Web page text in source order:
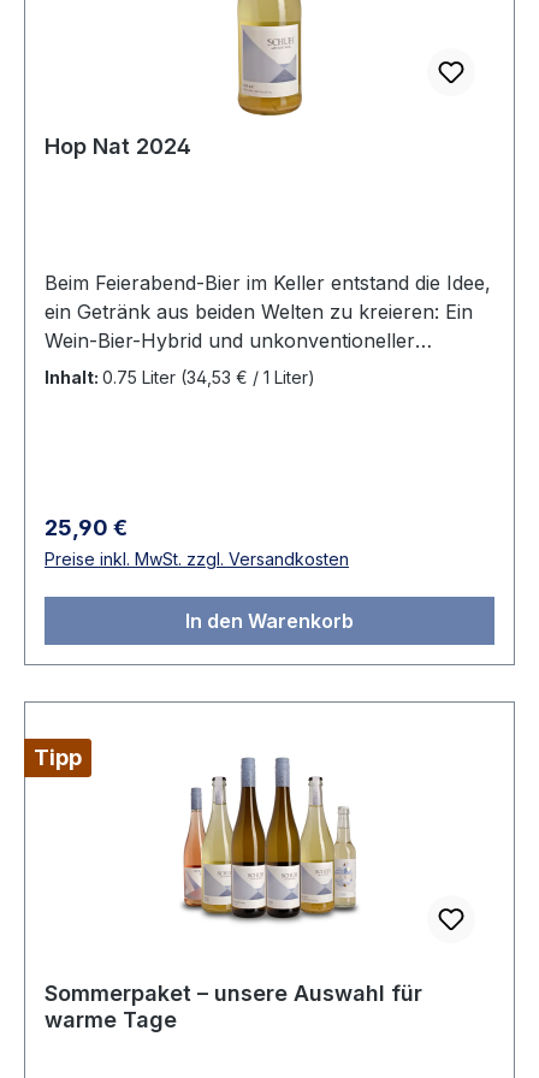
und präzise, mit zurückhaltender Frucht, fein
eingebundener Säure und einem langen,
Hop Nat 2024
Beim Feierabend-Bier im Keller entstand die Idee,
ein Getränk aus beiden Welten zu kreieren: Ein
Wein-Bier-Hybrid und unkonventioneller
Spaßmacher aus der Experimentierwerkstatt –
Noten der Hopfen-Sorten Citra (Limette und
Mango) und Simcoe (Exotik). Saftige Säure,
verspieltes Mousseaux mit herb animierender
Hopfennote. Das perfekte Getränk für
experimentierfreudige Genießer!
Inhalt: 0.75 Liter (34,53 € / 1 Liter)
Regulärer Preis:
25,90 €
Preise inkl. MwSt. zzgl. Versandkosten
In den Warenkorb
Tipp
Sommerpaket – unsere Auswahl für
warme Tage